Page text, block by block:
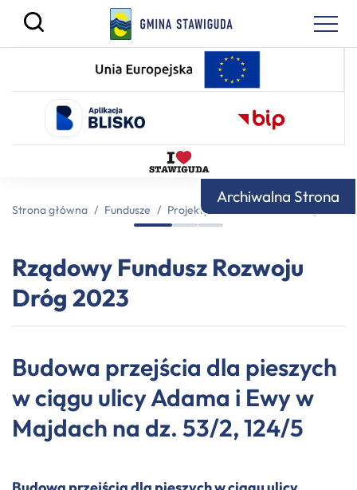
Archiwalna Strona
Strona główna / Fundusze / Projekty dofinansowane z innych
Rządowy Fundusz Rozwoju
Dróg 2023
Budowa przejścia dla pieszych
w ciągu ulicy Adama i Ewy w
Majdach na dz. 53/2, 124/5